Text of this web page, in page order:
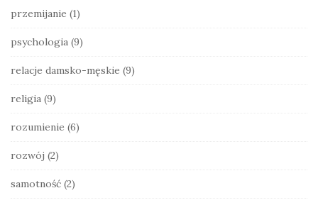
przemijanie (1)
psychologia (9)
relacje damsko-męskie (9)
religia (9)
rozumienie (6)
rozwój (2)
samotność (2)